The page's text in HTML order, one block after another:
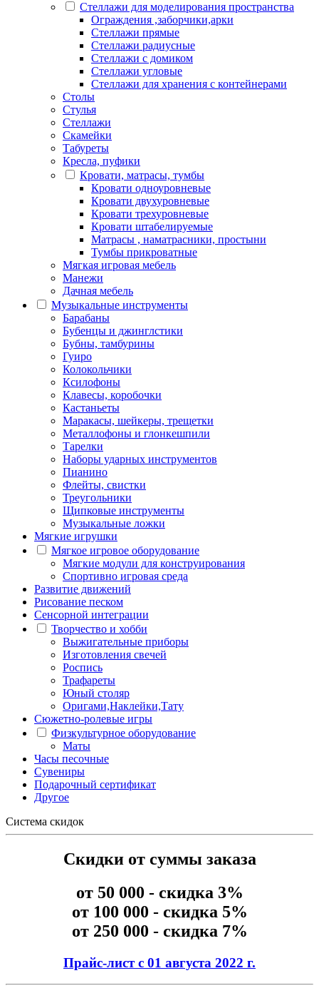
Стеллажи для моделирования пространства
Ограждения ,заборчики,арки
Стеллажи прямые
Стеллажи радиусные
Стеллажи с домиком
Стеллажи угловые
Стеллажи для хранения с контейнерами
Столы
Стулья
Стеллажи
Скамейки
Табуреты
Кресла, пуфики
Кровати, матрасы, тумбы
Кровати одноуровневые
Кровати двухуровневые
Кровати трехуровневые
Кровати штабелируемые
Матрасы , наматрасники, простыни
Тумбы прикроватные
Мягкая игровая мебель
Манежи
Дачная мебель
Музыкальные инструменты
Барабаны
Бубенцы и джинглстики
Бубны, тамбурины
Гуиро
Колокольчики
Ксилофоны
Клавесы, коробочки
Кастаньеты
Маракасы, шейкеры, трещетки
Металлофоны и глонкешпили
Тарелки
Наборы ударных инструментов
Пианино
Флейты, свистки
Треугольники
Щипковые инструменты
Музыкальные ложки
Мягкие игрушки
Мягкое игровое оборудование
Мягкие модули для конструирования
Спортивно игровая среда
Развитие движений
Рисование песком
Сенсорной интеграции
Творчество и хобби
Выжигательные приборы
Изготовления свечей
Роспись
Трафареты
Юный столяр
Оригами,Наклейки,Тату
Сюжетно-ролевые игры
Физкультурное оборудование
Маты
Часы песочные
Сувениры
Подарочный сертификат
Другое
Система скидок
Скидки от суммы заказа
от 50 000 - скидка 3%
от 100 000 - скидка 5%
от 250 000 - скидка 7%
Прайс-лист с 01 августа 2022 г.